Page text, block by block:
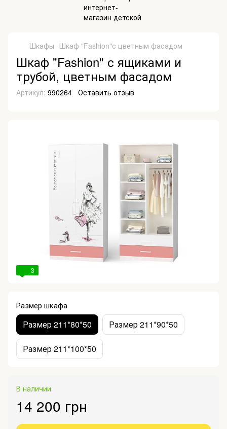
Шкафы Шкаф "Fashion"с цветным фасадом
Шкаф "Fashion" с ящиками и
трубой, цветным фасадом
Артикул: 990264 Оставить отзыв
3
Размер шкафа
Размер 211*80*50 Размер 211*90*50
Размер 211*100*50
В наличии
14 200 грн